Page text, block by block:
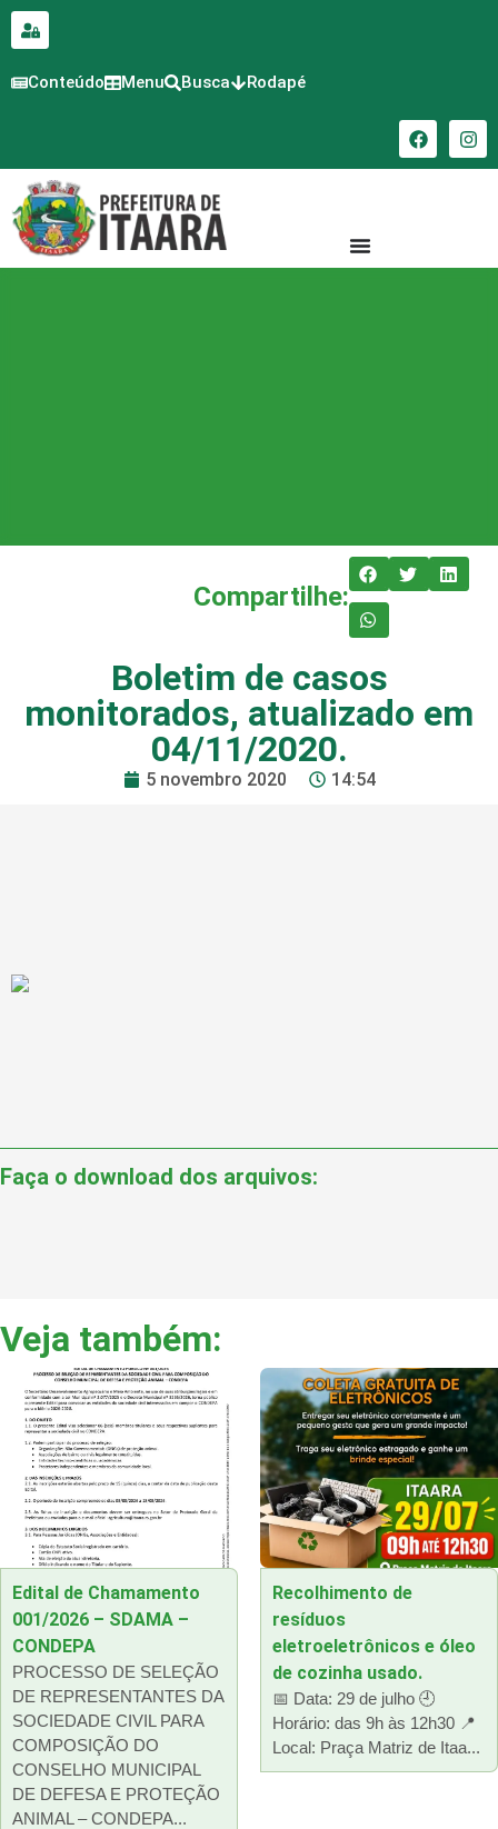
conteúdo
Conteúdo Menu Busca Rodapé
Compartilhe:
Boletim de casos
monitorados, atualizado em
04/11/2020.
5 novembro 2020 14:54
Faça o download dos arquivos:
Veja também:
Edital de Chamamento
001/2026 – SDAMA –
CONDEPA
PROCESSO DE SELEÇÃO
DE REPRESENTANTES DA
SOCIEDADE CIVIL PARA
COMPOSIÇÃO DO
CONSELHO MUNICIPAL
DE DEFESA E PROTEÇÃO
ANIMAL – CONDEPA...
Recolhimento de
resíduos
eletroeletrônicos e óleo
de cozinha usado.
📅 Data: 29 de julho 🕘
Horário: das 9h às 12h30 📍
Local: Praça Matriz de Itaa...